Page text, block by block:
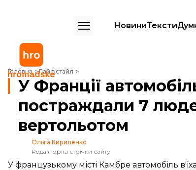
НовиниТексти
Головна Лайфстайл
У Франції автомобіль в'їхав у натовп: постраждали 7 людей,
У Франції
постраждали 7
вертольотом
Ольга Кириленко
Редакторка стрічки сайту
У французькому місті Камбре автомобіль